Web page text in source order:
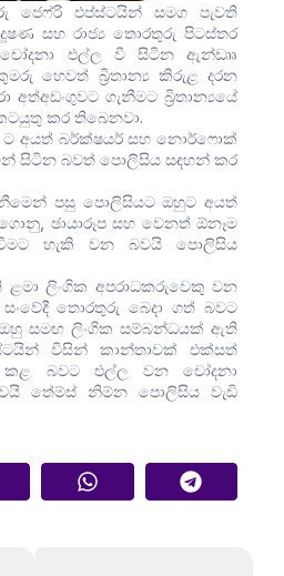
ජෙෆ්රි එප්ස්ටයින් සමග පැවති
සහ රාජ්‍ය තොරතුරු පිටස්තර
චෝදනා එල්ල වී සිටින ඇන්ඩෲ
හෙවත් බ්‍රිතාන්‍ය කිරුළ දරන
ගැනීමට බ්‍රිතාන්‍යයේ
කර තිබෙනවා.
ට අයත් බර්ක්ෂයර් සහ නොර්ෆොක්
සිටින බවත් පොලිසිය සඳහන් කර
පසු පොලිසියට ඔහුට අයත්
ඡායාරූප සහ වෙනත් ඕනෑම
හැකි වන බවයි පොලිසිය
ලිංගික අපරාධකරුවෙකු වන
තොරතුරු බෙදා ගත් බවට
සමඟ ලිංගික සම්බන්ධයක් ඇති
විසින් කාන්තාවක් එක්සත්
කළ බවට එල්ල වන චෝදනා
තේම්ස් නිම්න පොලිසිය වැඩි